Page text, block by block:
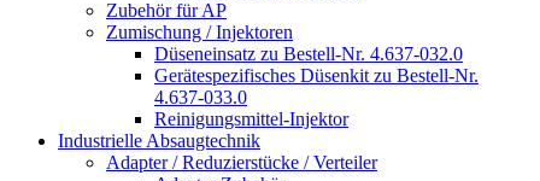
Zubehör für AP
Zumischung / Injektoren
Düseneinsatz zu Bestell-Nr. 4.637-032.0
Gerätespezifisches Düsenkit zu Bestell-Nr.
4.637-033.0
Reinigungsmittel-Injektor
Industrielle Absaugtechnik
Adapter / Reduzierstücke / Verteiler